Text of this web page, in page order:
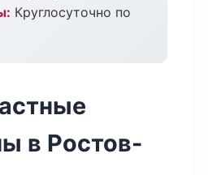
Круглосуточно по
в Ростов-